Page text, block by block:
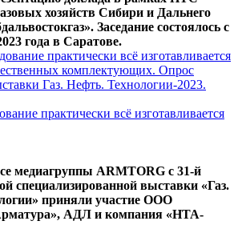
хозяйств Сибири и Дальнего
Заседание состоялось с
года в Саратове.
практически всё изготавливается
медиагруппы ARMTORG с 31-й
специализированной выставки «Газ.
приняли участие ООО
АДЛ и компания «НТА-